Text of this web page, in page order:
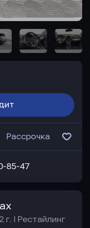
Рассрочка
85-47
г. I Рестайлинг